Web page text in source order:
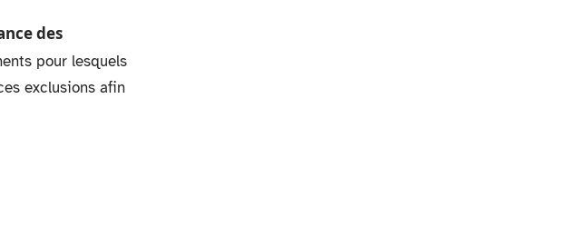
des
pour lesquels
exclusions afin